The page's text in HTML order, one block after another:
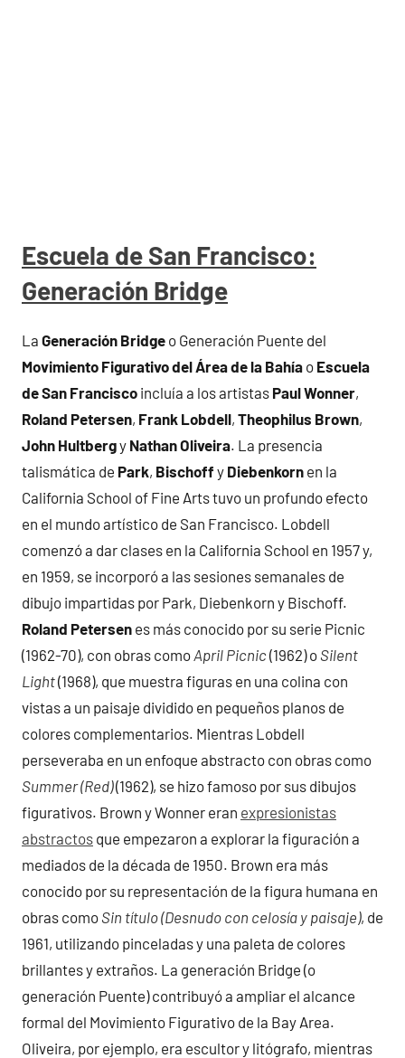
Escuela de San Francisco:
Generación Bridge
La Generación Bridge o Generación Puente del
Movimiento Figurativo del Área de la Bahía o Escuela
de San Francisco incluía a los artistas Paul Wonner,
Roland Petersen, Frank Lobdell, Theophilus Brown,
John Hultbergy Nathan Oliveira. La presencia
talismática de Park, Bischoff y Diebenkorn en la
California School of Fine Arts tuvo un profundo efecto
en el mundo artístico de San Francisco. Lobdell
comenzó a dar clases en la California School en 1957 y,
en 1959, se incorporó a las sesiones semanales de
dibujo impartidas por Park, Diebenkorn y Bischoff.
Roland Petersen es más conocido por su serie Picnic
(1962-70), con obras como April Picnic(1962) o Silent
Light(1968), que muestra figuras en una colina con
vistas a un paisaje dividido en pequeños planos de
colores complementarios. Mientras Lobdell
perseveraba en un enfoque abstracto con obras como
Summer (Red)(1962), se hizo famoso por sus dibujos
figurativos. Brown y Wonner eran expresionistas
abstractos que empezaron a explorar la figuración a
mediados de la década de 1950. Brown era más
conocido por su representación de la figura humana en
obras como Sin título (Desnudo con celosía y paisaje), de
1961, utilizando pinceladas y una paleta de colores
brillantes y extraños. La generación Bridge (o
generación Puente) contribuyó a ampliar el alcance
formal del Movimiento Figurativo de la Bay Area.
Oliveira, por ejemplo, era escultor y litógrafo, mientras